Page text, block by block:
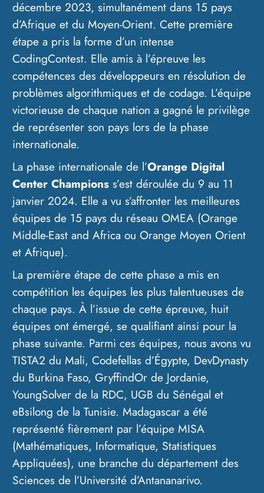
décembre 2023, simultanément dans 15 pays
d’Afrique et du Moyen-Orient. Cette première
étape a pris la forme d’un intense
CodingContest. Elle amis à l’épreuve les
compétences des développeurs en résolution de
problèmes algorithmiques et de codage. L’équipe
victorieuse de chaque nation a gagné le privilège
de représenter son pays lors de la phase
internationale.
La phase internationale de l’Orange Digital
Center Championss’est déroulée du 9 au 11
janvier 2024. Elle a vu s’affronter les meilleures
équipes de 15 pays du réseau OMEA (Orange
Middle-East and Africa ou Orange Moyen Orient
et Afrique).
La première étape de cette phase a mis en
compétition les équipes les plus talentueuses de
chaque pays. À l’issue de cette épreuve, huit
équipes ont émergé, se qualifiant ainsi pour la
phase suivante. Parmi ces équipes, nous avons vu
TISTA2 du Mali, Codefellas d’Égypte, DevDynasty
du Burkina Faso, GryffindOr de Jordanie,
YoungSolver de la RDC, UGB du Sénégal et
eBsilong de la Tunisie. Madagascar a été
représenté fièrement par l’équipe MISA
(Mathématiques, Informatique, Statistiques
Appliquées), une branche du département des
Sciences de l’Université d’Antananarivo.